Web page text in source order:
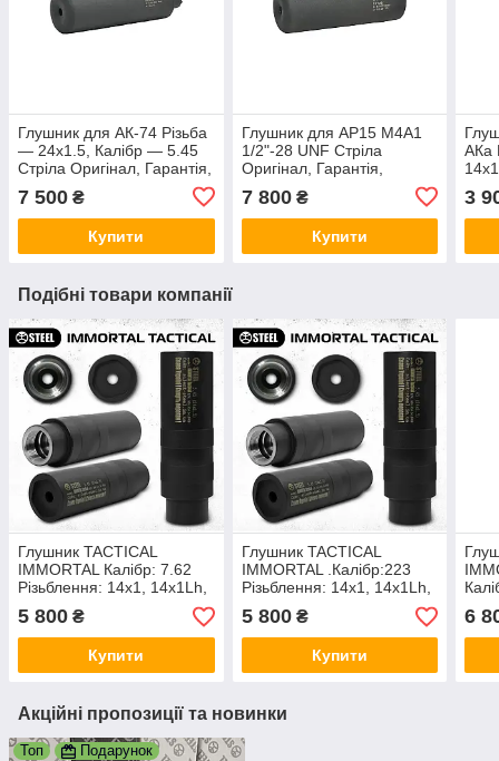
Глушник для АК-74 Різьба
— 24x1.5, Калібр — 5.45
Стріла Оригінал, Гарантія,
7 500 ₴
Купити
Глушник для АР15 M4A1
1/2"-28 UNF Стріла
Оригінал, Гарантія,
7 800₴
Купити
АКа
3
Подібні товари компанії
Глушник TACTICAL
IMMORTAL Калібр: 7.62
Різьблення: 14x1, 14x1Lh,
24x1.5, 1/2x28, 1/2x20,
5/8x24 та інші
5 800 ₴
Купити
Глушник TACTICAL
IMMORTAL .Калібр:223
Різьблення: 14x1, 14x1Lh,
24x1.5, 1/2x28, 1/2x20,
5/8x24 та інші
5 800₴
Купити
6
Акційні пропозиції та новинки
Топ Подарунок